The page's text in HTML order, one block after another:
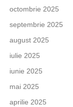
octombrie 2025
septembrie 2025
august 2025
iulie 2025
iunie 2025
mai 2025
aprilie 2025